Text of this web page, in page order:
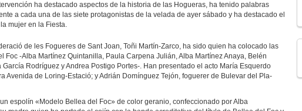
ha destacado aspectos de la historia de las Hogueras, ha tenido palabras
a cada una de las siete protagonistas de la velada de ayer sábado y ha destacado el
mujer en la Fiesta.
de les Fogueres de Sant Joan, Toñi Martín-Zarco, ha sido quien ha colocado las
Foc -Alba Martínez Quintanilla, Paula Carpena Julián, Alba Martínez Anaya, Belén
García Rodríguez y Andrea Postigo Portes-. Han presentado el acto María Esquerdo
Avenida de Loring-Estació; y Adrián Domínguez Tejón, foguerer de Bulevar del Pla-
espolín «Modelo Bellea del Foc» de color geranio, confeccionado por Alba